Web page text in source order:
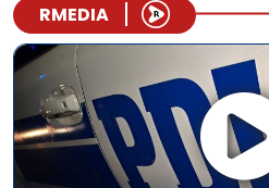
RMEDIA